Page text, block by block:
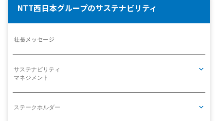
NTT西日本グループのサステナビリティ
社長メッセージ
サステナビリティ
マネジメント
ステークホルダー